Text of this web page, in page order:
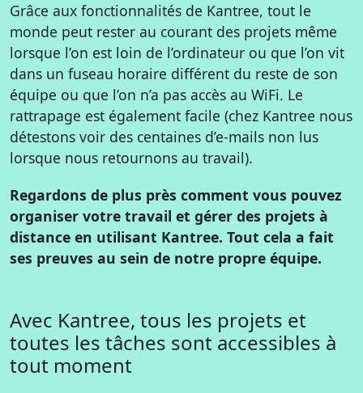
Grâce aux fonctionnalités de Kantree, tout le
monde peut rester au courant des projets même
lorsque l’on est loin de l’ordinateur ou que l’on vit
dans un fuseau horaire différent du reste de son
équipe ou que l’on n’a pas accès au WiFi. Le
rattrapage est également facile (chez Kantree nous
détestons voir des centaines d’e-mails non lus
lorsque nous retournons au travail).
Regardons de plus près comment vous pouvez
organiser votre travail et gérer des projets à
distance en utilisant Kantree. Tout cela a fait
ses preuves au sein de notre propre équipe.
Avec Kantree, tous les projets et
toutes les tâches sont accessibles à
tout moment